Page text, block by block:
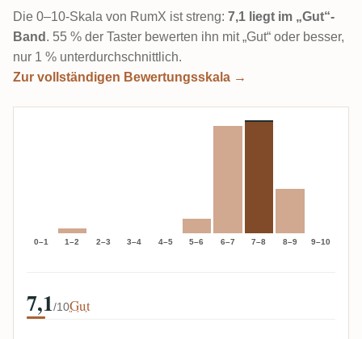
Die 0–10-Skala von RumX ist streng: 7,1 liegt im „Gut“-
Band . 55 % der Taster bewerten ihn mit „Gut“ oder besser,
nur 1 % unterdurchschnittlich.
Zur vollständigen Bewertungsskala →
0–1 1–2 2–3 3–4 4–5 5–6 6–7 7–8 8–9 9–10
7,1/10Gut